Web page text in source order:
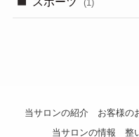
(1)
当サロンの紹介 お客様の
当サロンの情報
整